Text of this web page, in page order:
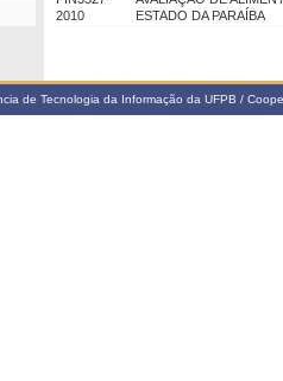
2010
ESTADO DA PARAÍBA
de Tecnologia da Informação da UFPB /